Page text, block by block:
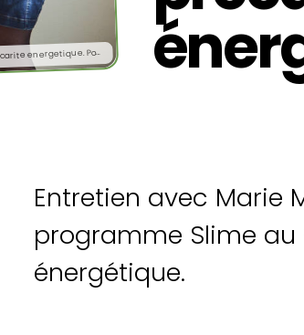
oelle Lefeuvre chez Mr Prosper pour le programme SLIME contre la precarite energetique. Pour le reseau CLER. Saint Herblain le 27/03/2023.
Entretien avec Marie
programme Slime au
énergétique.